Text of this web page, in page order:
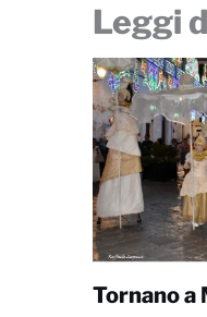
Leggi
Tornano a